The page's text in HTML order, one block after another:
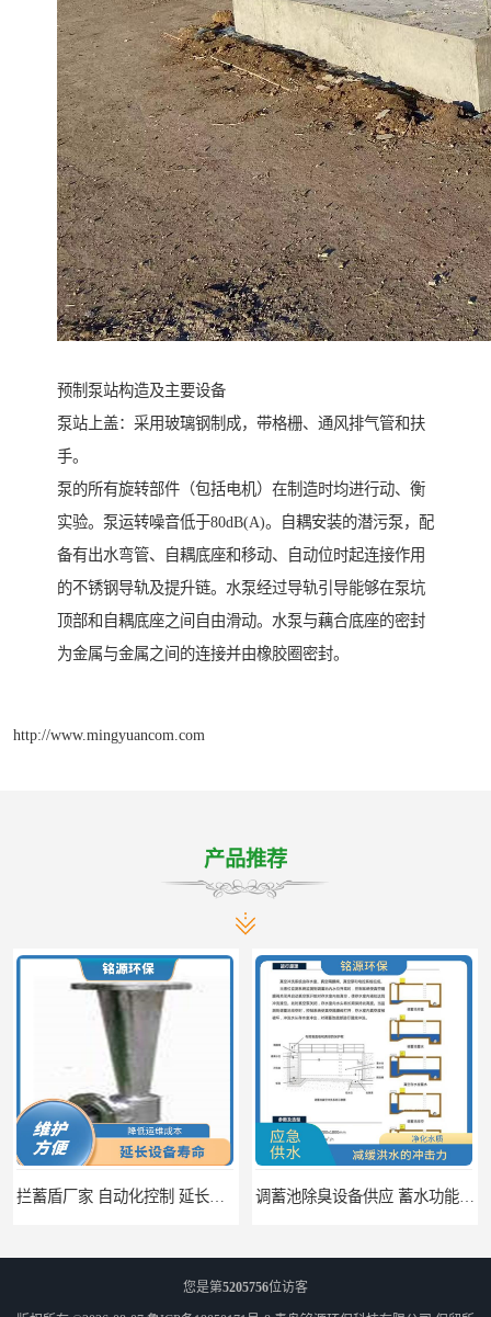
预制泵站构造及主要设备
泵站上盖：采用玻璃钢制成，带格栅、通风排气管和扶
手。
泵的所有旋转部件（包括电机）在制造时均进行动、衡
实验。泵运转噪音低于80dB(A)。自耦安装的潜污泵，配
备有出水弯管、自耦底座和移动、自动位时起连接作用
的不锈钢导轨及提升链。水泵经过导轨引导能够在泵坑
顶部和自耦底座之间自由滑动。水泵与藕合底座的密封
为金属与金属之间的连接并由橡胶圈密封。
http://www.mingyuancom.com
产品推荐
调蓄池除臭设备供应 蓄水功能 暂时储存大量雨水 调蓄池自动化冲洗装置 省水节能 提高工作效率
您是第5205756位访客